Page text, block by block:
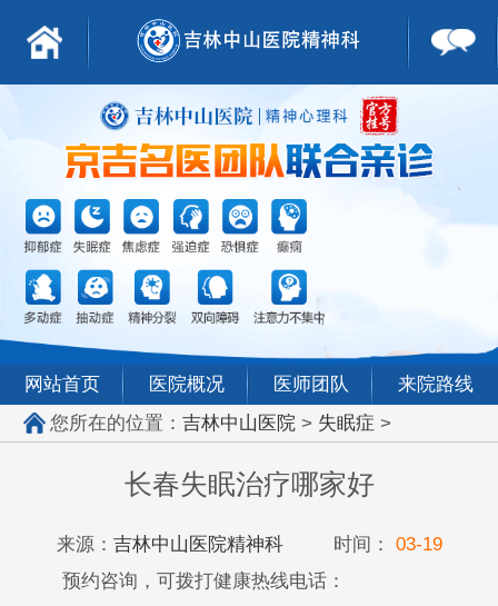
网站首页 医院概况 医师团队
来院路线
您所在的位置： 吉林中山医院> 失眠症 >
长春失眠治疗哪家好
来源： 吉林中山医院精神科时间：
03-19
预约咨询，可拨打健康热线电话：